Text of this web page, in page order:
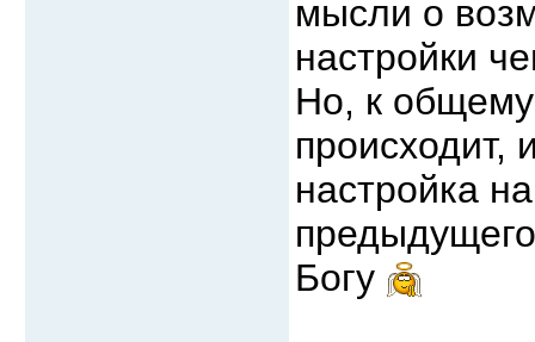
мысли о
настройки
Но, к общему
происходит,
настройка
Богу